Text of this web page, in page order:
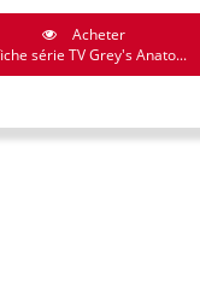
Acheter
série TV Grey's Anato...